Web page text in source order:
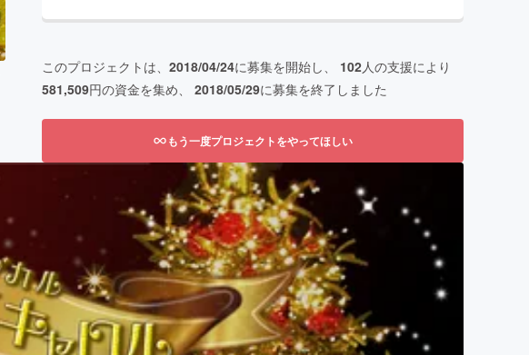
このプロジェクトは、 2018/04/24に募集を開始し、 102人の支援により
581,509円の資金を集め、 2018/05/29に募集を終了しました
もう一度プロジェクトをやってほしい